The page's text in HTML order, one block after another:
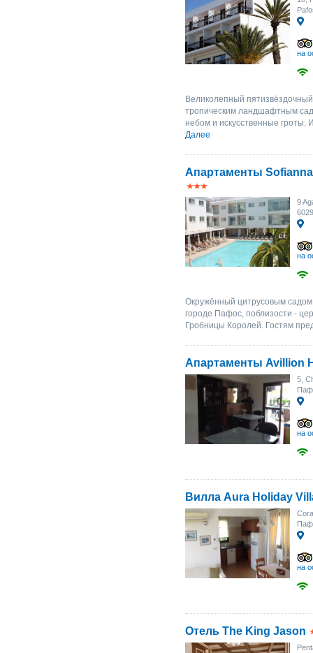
на
Великолепный
тропическим ландшафтным
небом и искусственные гроты.
Далее
Апартаменты
9
на
Окружённый цитрусовым
городе Пафос, поблизости -
Гробницы Королей. Гостям
Апартаменты Avillion
5,
на
Вилла Aura Holiday
на
Отель The King Jason